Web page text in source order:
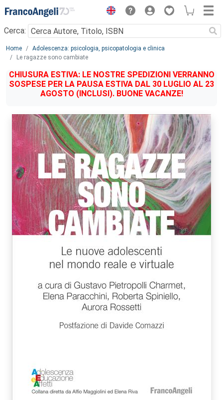
Menu
Cerca:
Main content
Home
Adolescenza: psicologia, psicopatologia e clinica
Le ragazze sono cambiate
CHIUSURA ESTIVA: LE NOSTRE SPEDIZIONI VERRANNO
SOSPESE PER LA PAUSA ESTIVA DAL 30 LUGLIO AL 23
AGOSTO (INCLUSI). BUONE VACANZE!